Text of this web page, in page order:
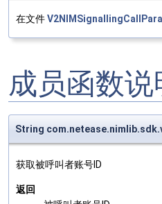
在文件
成员函数说
String
获取被呼叫者账号ID
返回